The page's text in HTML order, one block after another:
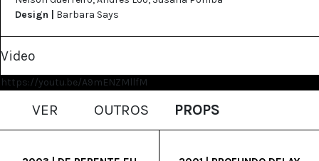
Design |
Barbara Says
Video
https://youtu.be/A9mENZMllfM
VER OUTROS PROPS